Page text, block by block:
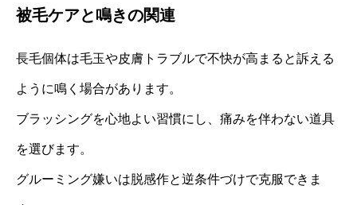
被毛ケアと鳴きの関連
長毛個体は毛玉や皮膚トラブルで不快が高まると訴える
ように鳴く場合があります。
ブラッシングを心地よい習慣にし、痛みを伴わない道具
を選びます。
グルーミング嫌いは脱感作と逆条件づけで克服できま